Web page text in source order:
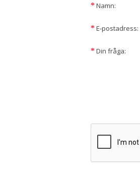
Namn:
E-postadress:
Din fråga: